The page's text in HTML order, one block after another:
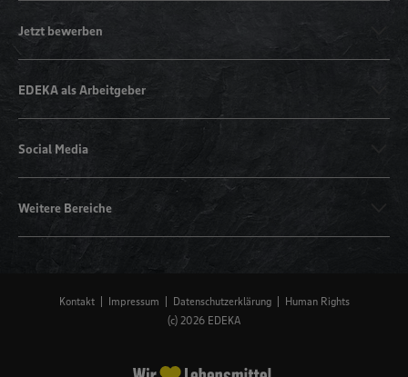
Jetzt bewerben
EDEKA als Arbeitgeber
Social Media
Weitere Bereiche
Kontakt Impressum Datenschutzerklärung
Human Rights
(c) 2026 EDEKA